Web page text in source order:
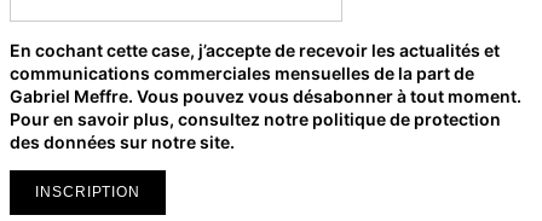
En cochant cette case, j’accepte de recevoir les actualités et
communications commerciales mensuelles de la part de
Gabriel Meffre. Vous pouvez vous désabonner à tout moment.
Pour en savoir plus, consultez notre politique de protection
des données sur notre site.
INSCRIPTION